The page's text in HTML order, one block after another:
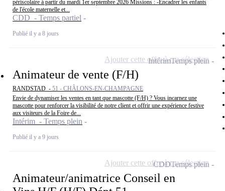
périscolaire à partir du mardi 1er septembre 2026 Missions : -Encadrer les enfants
de l'école maternelle et...
CDD - Temps partiel
Publié il y a 8 jours
Animateur de vente (F/H)
RANDSTAD - 51 - CHÂLONS-EN-CHAMPAGNE
Envie de dynamiser les ventes en tant que mascotte (F/H) ? Vous incarnez une
mascotte pour renforcer la visibilité de notre client et offrir une expérience festive
aux visiteurs de la Foire de...
Intérim - Temps plein
Publié il y a 9 jours
IntérimTemps plein
Ajouter cette offre à ma sélection
Animateur/animatrice Conseil en
CDDTemps plein
Ajouter cette offre à ma sélection